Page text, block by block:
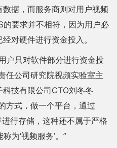
据，而服务商则对用户视频
要求并不相符，因为用户必
对硬件进行资金投入。
户只对软件部分进行资金投
任公司研究院视频实验室主
技有限公司CTO刘冬冬
方式，做一个平台，通过
行存储，这种还不属于严格
为‘视频服务’。”